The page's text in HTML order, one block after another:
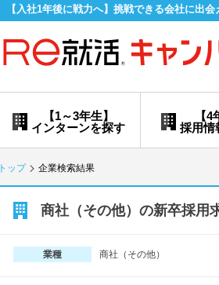
【入社1年後に戦力へ】挑戦できる会社に出
【4
採用情
【1～3年生】
インターンを探す
トップ 企業検索結果
商社（その他）の新卒採用
業種 商社（その他）